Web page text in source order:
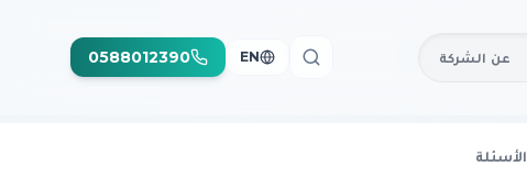
عن الشركة EN
0588012390
الأسئلة